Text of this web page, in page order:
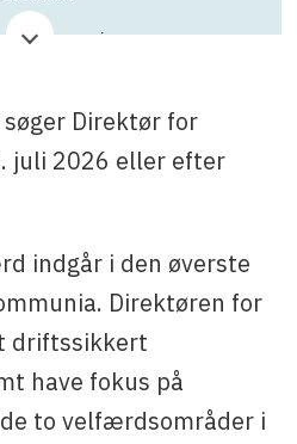
Kommunia
Sværd, telefon (+299)
Direktør for
juli 2026 eller efter
indgår i den øverste
Direktøren for
driftssikkert
have fokus på
to velfærdsområder i